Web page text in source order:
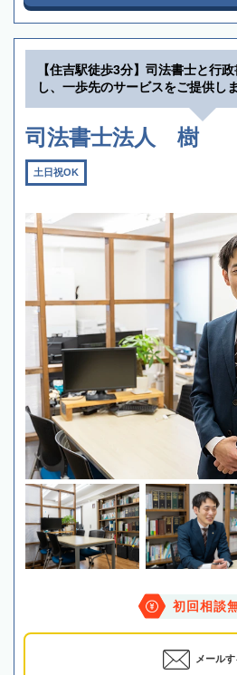
【住吉駅徒歩3分】司法書士と行
し、一歩先のサービスをご提供し
司法書士法人 樹
土日祝OK
初回相談
メールす